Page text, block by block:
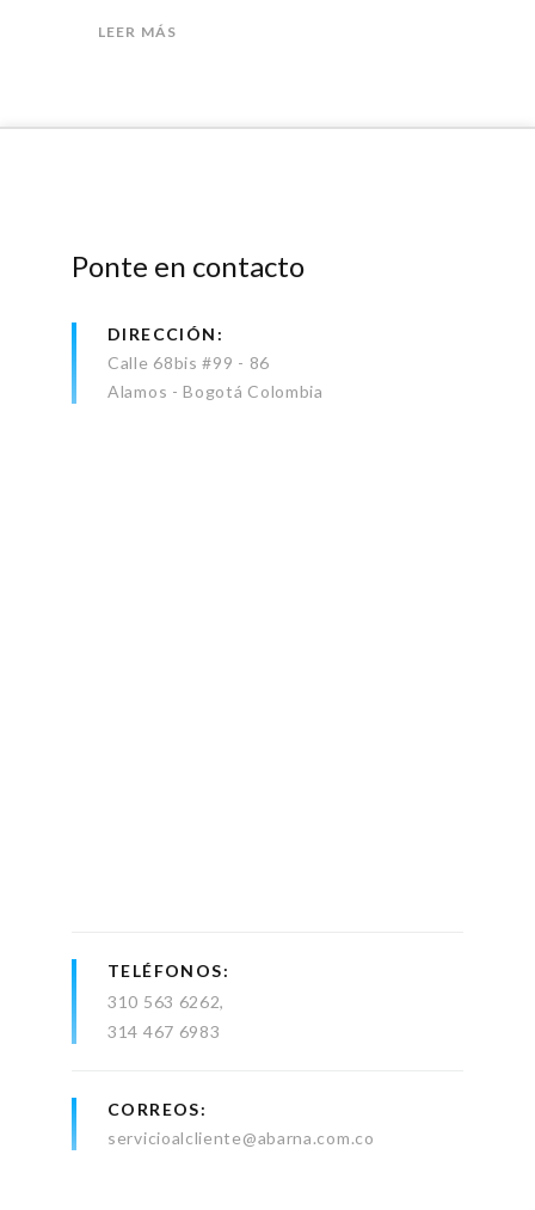
LEER MÁS
Ponte en contacto
DIRECCIÓN
Calle 68bis #99 - 86
Alamos - Bogotá Colombia
TELÉFONOS
310 563 6262
314 467 6983
CORREOS
servicioalcliente@abarna.com.co